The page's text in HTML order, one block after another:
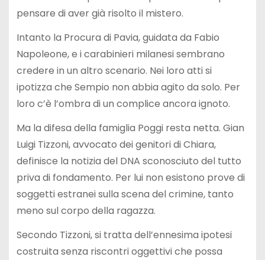
pensare di aver già risolto il mistero.
Intanto la Procura di Pavia, guidata da Fabio
Napoleone, e i carabinieri milanesi sembrano
credere in un altro scenario. Nei loro atti si
ipotizza che Sempio non abbia agito da solo. Per
loro c’è l’ombra di un complice ancora ignoto.
Ma la difesa della famiglia Poggi resta netta. Gian
Luigi Tizzoni, avvocato dei genitori di Chiara,
definisce la notizia del DNA sconosciuto del tutto
priva di fondamento. Per lui non esistono prove di
soggetti estranei sulla scena del crimine, tanto
meno sul corpo della ragazza.
Secondo Tizzoni, si tratta dell’ennesima ipotesi
costruita senza riscontri oggettivi che possa